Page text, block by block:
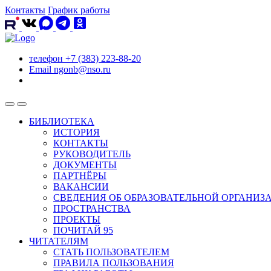
Контакты График работы
телефон +7 (383) 223-88-20
Email ngonb@nso.ru
БИБЛИОТЕКА
ИСТОРИЯ
КОНТАКТЫ
РУКОВОДИТЕЛЬ
ДОКУМЕНТЫ
ПАРТНЁРЫ
ВАКАНСИИ
СВЕДЕНИЯ ОБ ОБРАЗОВАТЕЛЬНОЙ
ПРОСТРАНСТВА
ПРОЕКТЫ
ПОЧИТАЙ 95
ЧИТАТЕЛЯМ
СТАТЬ ПОЛЬЗОВАТЕЛЕМ
ПРАВИЛА ПОЛЬЗОВАНИЯ